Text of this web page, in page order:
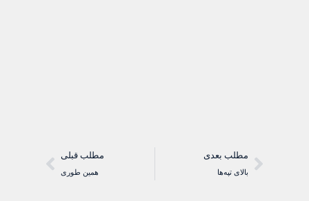
مطلب قبلی
همین طوری
مطلب بعدی
بالای تپه‌ها